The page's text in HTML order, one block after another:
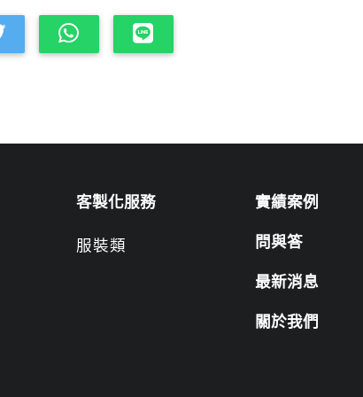
客製化服務
服裝類
實績案例
問與答
最新消息
關於我們